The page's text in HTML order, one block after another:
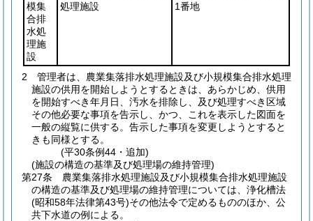
模集
合排
水処
理施
設
処理施設
1番地
2
管理者は、農業集落排水処理施設及び小規模集合排水処理
施設の供用を開始しようとするときは、あらかじめ、供用
を開始すべき年月日、汚水を排除し、及び処理すべき区域
その他必要な事項を告示し、かつ、これを表示した図面を
一般の縦覧に供する。 告示した事項を変更しようとすると
きも同様とする。
(平30条例44・追加)
(施設の構造の基準及び処理場の維持管理)
第27条
農業集落排水処理施設及び小規模集合排水処理施設
の構造の基準及び処理場の維持管理については、浄化槽法
(昭和58年法律第43号)その他法令で定めるもののほか、公
共下水道の例による。